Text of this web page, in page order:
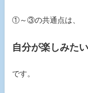
①～③の共通点は、
自分が楽しみたい
です。